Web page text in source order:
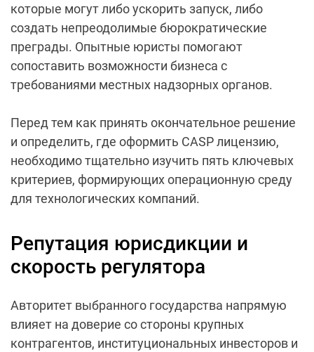
которые могут либо ускорить запуск, либо
создать непреодолимые бюрократические
преграды. Опытные юристы помогают
сопоставить возможности бизнеса с
требованиями местных надзорных органов.
Перед тем как принять окончательное решение
и определить, где оформить CASP лицензию,
необходимо тщательно изучить пять ключевых
критериев, формирующих операционную среду
для технологических компаний.
Репутация юрисдикции и
скорость регулятора
Авторитет выбранного государства напрямую
влияет на доверие со стороны крупных
контрагентов, институциональных инвесторов и